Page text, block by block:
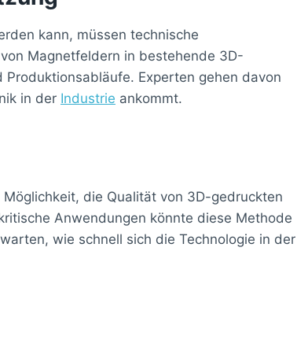
kann, müssen technische
Magnetfeldern in bestehende 3D-
Experten gehen davon
in der Industrie ankommt.
die Qualität von 3D-gedruckten
Anwendungen könnte diese Methode
wie schnell sich die Technologie in der